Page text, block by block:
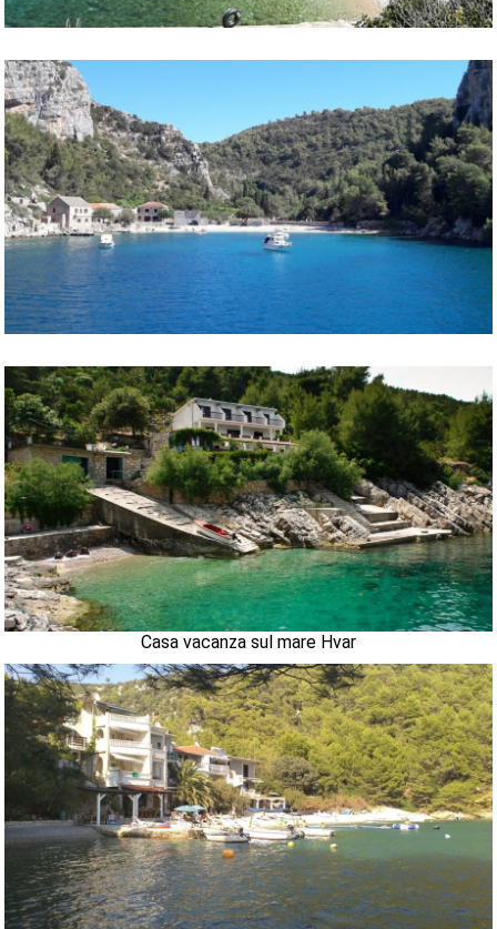
Casa vacanza sul mare Hvar